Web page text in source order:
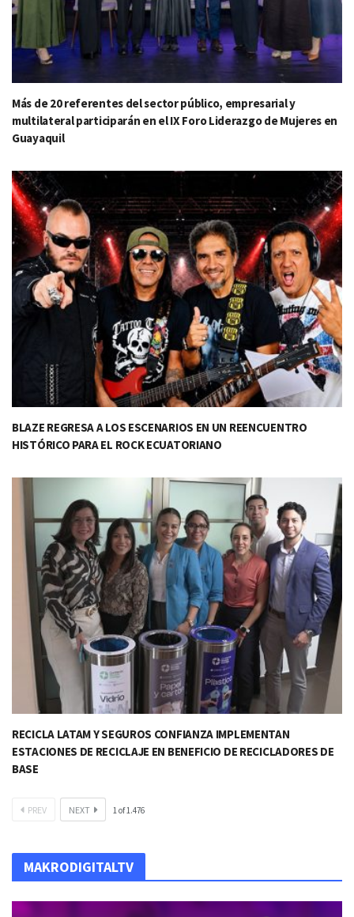
Más de 20 referentes del sector público, empresarial y
multilateral participarán en el IX Foro Liderazgo de Mujeres en
Guayaquil
BLAZE REGRESA A LOS ESCENARIOS EN UN REENCUENTRO
HISTÓRICO PARA EL ROCK ECUATORIANO
RECICLA LATAM Y SEGUROS CONFIANZA IMPLEMENTAN
ESTACIONES DE RECICLAJE EN BENEFICIO DE RECICLADORES DE
BASE​
PREV NEXT 1of1.476
MAKRODIGITALTV